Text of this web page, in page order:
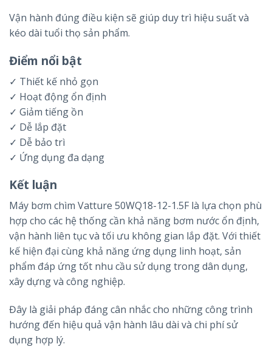
Vận hành đúng điều kiện sẽ giúp duy trì hiệu suất và
kéo dài tuổi thọ sản phẩm.
Điểm nổi bật
✓ Thiết kế nhỏ gọn
✓ Hoạt động ổn định
✓ Giảm tiếng ồn
✓ Dễ lắp đặt
✓ Dễ bảo trì
✓ Ứng dụng đa dạng
Kết luận
Máy bơm chìm Vatture 50WQ18-12-1.5F là lựa chọn phù
hợp cho các hệ thống cần khả năng bơm nước ổn định,
vận hành liên tục và tối ưu không gian lắp đặt. Với thiết
kế hiện đại cùng khả năng ứng dụng linh hoạt, sản
phẩm đáp ứng tốt nhu cầu sử dụng trong dân dụng,
xây dựng và công nghiệp.
Đây là giải pháp đáng cân nhắc cho những công trình
hướng đến hiệu quả vận hành lâu dài và chi phí sử
dụng hợp lý.